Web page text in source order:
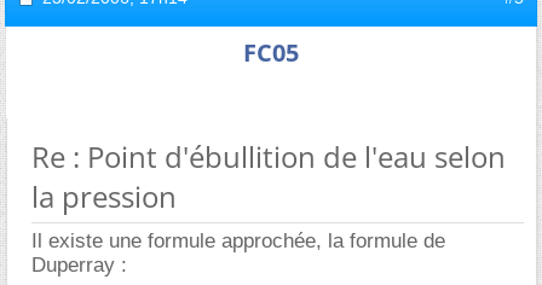
FC05
Re : Point d'ébullition de l'eau selon
la pression
Il existe une formule approchée, la formule de
Duperray :